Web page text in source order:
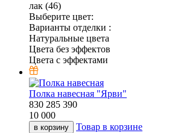
лак (46)
Выберите цвет:
Варианты отделки :
Натуральные цвета
Цвета без эффектов
Цвета с эффектами
Полка навесная "Ярви"
830 285 390
10 000
в корзину Товар в корзине